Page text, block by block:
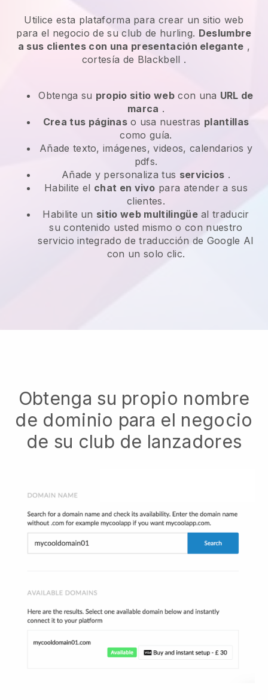
Utilice esta plataforma para crear un sitio web
para el negocio de su club de hurling. Deslumbre
a sus clientes con una presentación elegante ,
cortesía de Blackbell .
Obtenga su propio sitio webcon una URL de
marca .
Crea tus páginaso usa nuestras plantillas
como guía.
Añade texto, imágenes, videos, calendarios y
pdfs.
Añade y personaliza tus servicios .
Habilite el chat en vivo para atender a sus
clientes.
Habilite un sitio web multilingüeal traducir
su contenido usted mismo o con nuestro
servicio integrado de traducción de Google AI
con un solo clic.
Obtenga su propio nombre
de dominio para el negocio
de su club de lanzadores